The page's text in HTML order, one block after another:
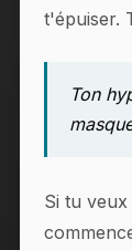
t'épuiser.
Ton
Si tu